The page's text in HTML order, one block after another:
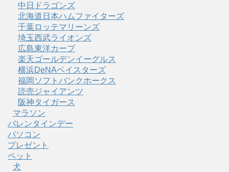
中日ドラゴンズ
北海道日本ハムファイターズ
千葉ロッテマリーンズ
埼玉西武ライオンズ
広島東洋カープ
楽天ゴールデンイーグルス
横浜DeNAベイスターズ
福岡ソフトバンクホークス
読売ジャイアンツ
阪神タイガース
マラソン
バレンタインデー
パソコン
プレゼント
ペット
犬